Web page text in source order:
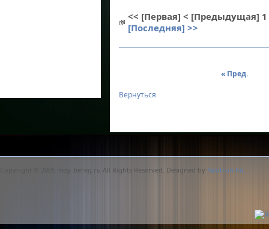
<< [Первая] < [Предыдущая] 1
[Последняя] >>
« Пред.
Вернуться
Copyright © 2005 moy-bereg.ru All Rights Reserved. Designed by Neotron ltd.